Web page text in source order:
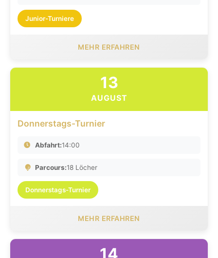
Junior-Turniere
MEHR ERFAHREN
13
AUGUST
Donnerstags-Turnier
Abfahrt:14:00
Parcours:18 Löcher
Donnerstags-Turnier
MEHR ERFAHREN
14